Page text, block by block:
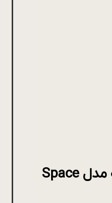
کفش رسمی مردانه مدل Space